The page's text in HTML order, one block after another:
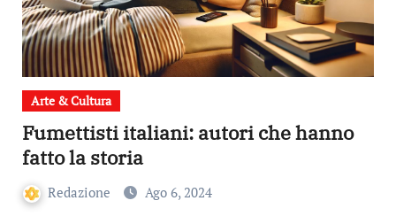
Arte & Cultura
Fumettisti italiani: autori che hanno
fatto la storia
Redazione Ago 6, 2024